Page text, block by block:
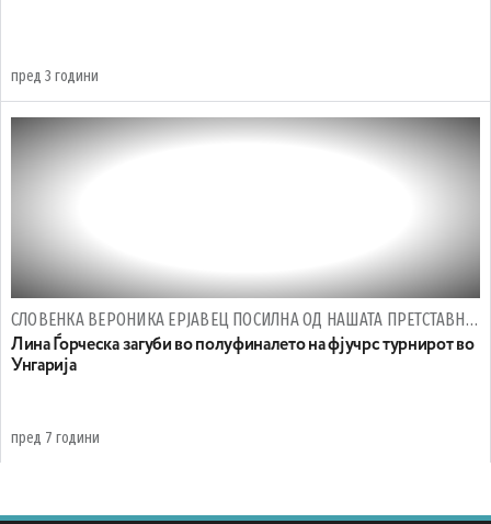
пред 3 години
СЛОВЕНКА ВЕРОНИКА ЕРЈАВЕЦ ПОСИЛНА ОД НАШАТА ПРЕТСТАВНИЧКА
Лина Ѓорческа загуби во полуфиналето на фјучрс турнирот во
Унгарија
пред 7 години